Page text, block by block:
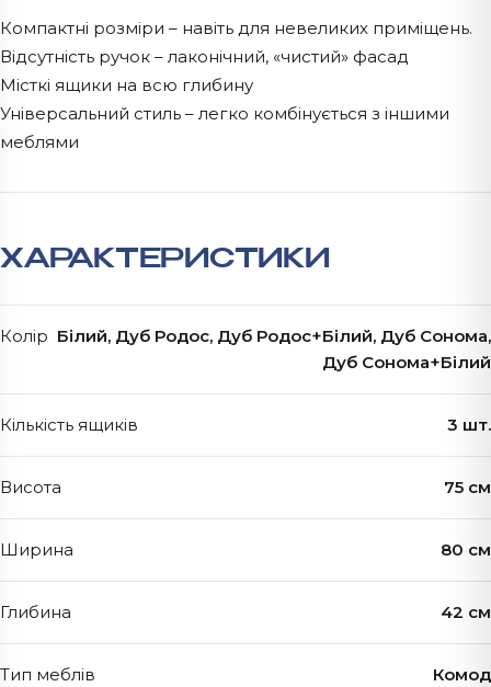
Компактні розміри – навіть для невеликих приміщень.
Відсутність ручок – лаконічний, «чистий» фасад
Місткі ящики на всю глибину
Універсальний стиль – легко комбінується з іншими
меблями
ХАРАКТЕРИСТИКИ
Колір Білий, Дуб Родос, Дуб Родос+Білий, Дуб Сонома,
Дуб Сонома+Білий
Кількість ящиків 3 шт.
Висота 75 см
Ширина 80 см
Глибина 42 см
Тип меблів Комод